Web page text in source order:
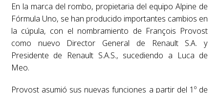
En la marca del rombo, propietaria del equipo Alpine de
Fórmula Uno, se han producido importantes cambios en
la cúpula, con el nombramiento de François Provost
como nuevo Director General de Renault S.A. y
Presidente de Renault S.A.S., sucediendo a Luca de
Meo.
Provost asumió sus nuevas funciones a partir del 1º de